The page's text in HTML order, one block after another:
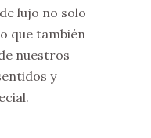
lujo no solo
que también
nuestros
y